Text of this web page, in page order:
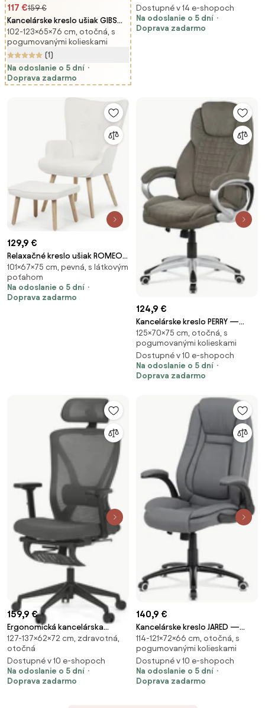
117 €159 €
Kancelárske kreslo ušiak GIBSON
— látka, hnedá
102-123×65×76 cm, otočná, s
pogumovanými kolieskami
(1)
Na odoslanie o 5 dní
Doprava zadarmo
látka, čierna, nosnosť 150 kg
Dostupné v 14 e-shopoch
Na odoslanie o 5 dní
Doprava zadarmo
129,9 €
Relaxačné kreslo ušiak ROMEO II
+ taburet — masívne drevo,
látka bouclé, prírodná / biela
101×67×75 cm, pevná, s látkovým
poťahom
Na odoslanie o 5 dní
Doprava zadarmo
124,9 €
Kancelárske kreslo PERRY —
látka, tmavosivá
125×70×75 cm, otočná, s
pogumovanými kolieskami
Dostupné v 10 e-shopoch
Na odoslanie o 5 dní
Doprava zadarmo
159,9 €
Ergonomická kancelárska
stolička ZANE s podnožkou —
sieťovina/látka, sivá
127-137×62×72 cm, zdravotná,
otočná
Dostupné v 10 e-shopoch
Na odoslanie o 5 dní
Doprava zadarmo
140,9 €
Kancelárske kreslo JARED —
ekokoža, sivá
114-121×72×66 cm, otočná, s
pogumovanými kolieskami
Dostupné v 10 e-shopoch
Na odoslanie o 5 dní
Doprava zadarmo